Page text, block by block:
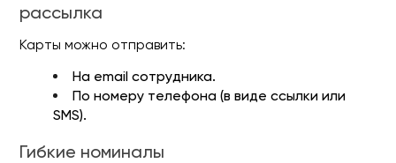
рассылка
Карты можно отправить:
На email сотрудника.
По номеру телефона (в виде ссылки или
SMS).
Гибкие номиналы